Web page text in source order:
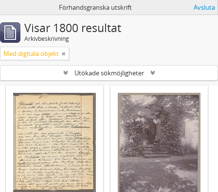
Förhandsgranska utskrift Avsluta
Visar 1800 resultat
Arkivbeskrivning
Med digitala objekt
Utökade sökmöjligheter